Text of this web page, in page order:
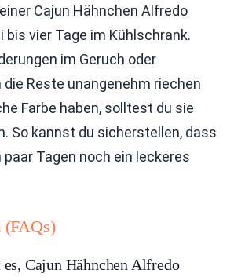
Cajun Hähnchen Alfredo
vier Tage im Kühlschrank.
im Geruch oder
die Reste unangenehm riechen
Farbe haben, solltest du sie
So kannst du sicherstellen, dass
paar Tagen noch ein leckeres
(FAQs)
Cajun Hähnchen Alfredo